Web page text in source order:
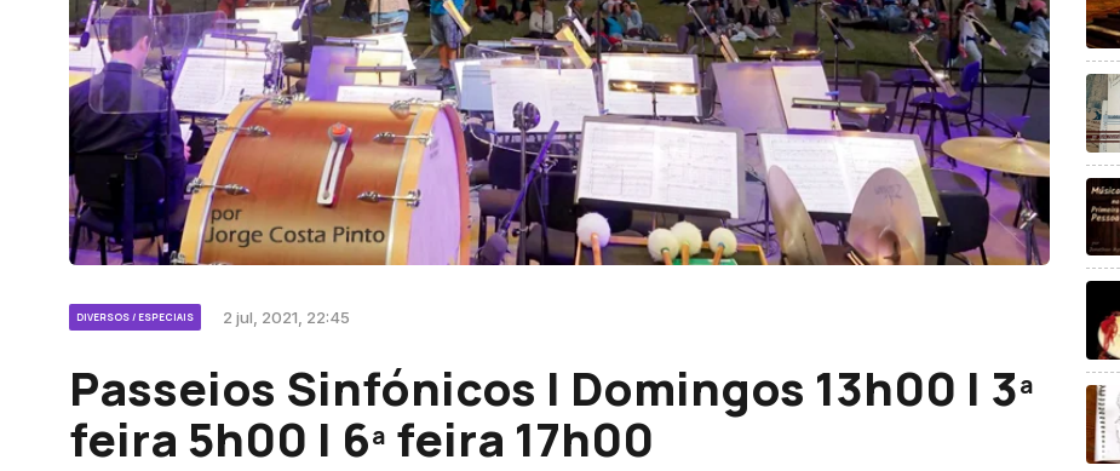
DIVERSOS / ESPECIAIS 2 jul, 2021, 22:45
Passeios Sinfónicos | Domingos 13h00 | 3ª
feira 5h00 | 6ª feira 17h00